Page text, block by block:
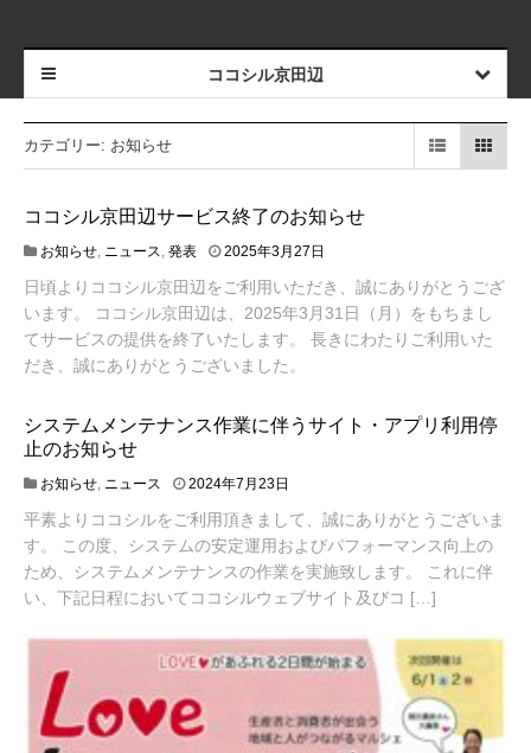
ココシル京田辺
カテゴリー: お知らせ
ココシル京田辺サービス終了のお知らせ
お知らせ, ニュース, 発表 2025年3月27日
日頃よりココシル京田辺をご利用いただき、誠にありがとうござ
います。 ココシル京田辺は、2025年3月31日（月）をもちまし
てサービスの提供を終了いたします。 長きにわたりご利用いた
だき、誠にありがとうございました。
システムメンテナンス作業に伴うサイト・アプリ利用停
止のお知らせ
お知らせ, ニュース 2024年7月23日
平素よりココシルをご利用頂きまして、誠にありがとうございま
す。 この度、システムの安定運用およびパフォーマンス向上の
ため、システムメンテナンスの作業を実施致します。 これに伴
い、下記日程においてココシルウェブサイト及びコ […]